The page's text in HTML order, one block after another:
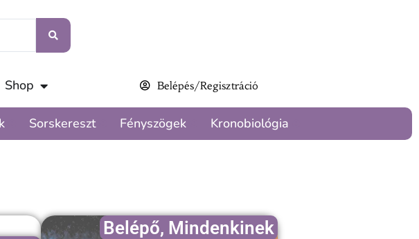
Shop Belépés/Regisztráció
Sorskereszt Fényszögek Kronobiológia
Belépő, Mindenkinek